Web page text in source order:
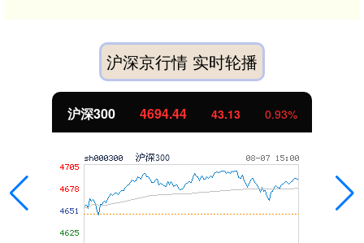
沪深京行情 实时轮播
沪深300 4694.44 43.13 0.93%